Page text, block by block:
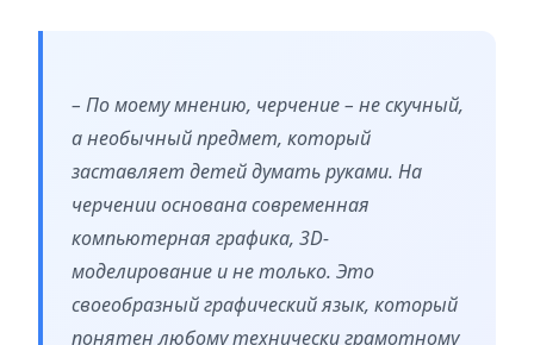
– По моему мнению, черчение – не скучный,
а необычный предмет, который
заставляет детей думать руками. На
черчении основана современная
компьютерная графика, 3D-
моделирование и не только. Это
своеобразный графический язык, который
понятен любому технически грамотному